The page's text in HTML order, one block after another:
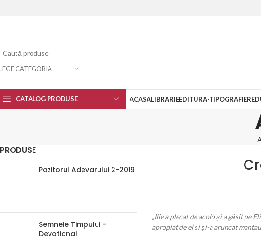
CATEGORIA
CATALOG PRODUSE ACASĂLIBRĂRIEEDITURĂ-TIPOGRAFIE
PRODUSE
Pazitorul Adevarului 2-2019
Semnele Timpului -
Devotional
„Ilie a plecat de acolo și a găsit pe
apropiat de el și și-a aruncat